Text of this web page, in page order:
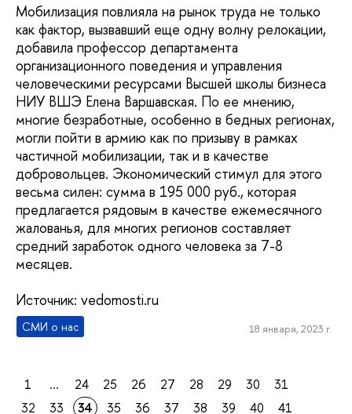
Мобилизация повлияла на рынок труда не только
как фактор, вызвавший еще одну волну релокации,
добавила профессор департамента
организационного поведения и управления
человеческими ресурсами Высшей школы бизнеса
НИУ ВШЭ Елена Варшавская. По ее мнению,
многие безработные, особенно в бедных регионах,
могли пойти в армию как по призыву в рамках
частичной мобилизации, так и в качестве
добровольцев. Экономический стимул для этого
весьма силен: сумма в 195 000 руб., которая
предлагается рядовым в качестве ежемесячного
жалованья, для многих регионов составляет
средний заработок одного человека за 7-8
месяцев.
Источник: vedomosti.ru
СМИ о нас 18 января, 2023 г.
1 ... 24 25 26 27 28 29 30
31
32
33 34 35 36 37 38 39 40
41